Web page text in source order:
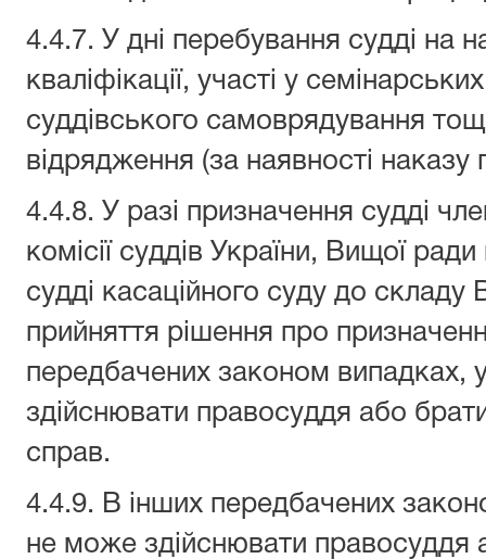
4.4.7. У дні перебування судді на
кваліфікації, участі у
суддівського самоврядування
відрядження (за наявності наказу
4.4.8. У разі призначення судді
комісії суддів України, Вищої
судді касаційного суду до
прийняття рішення про
передбачених законом випадках,
здійснювати правосуддя або
справ.
4.4.9. В інших передбачених
не може здійснювати правосуддя